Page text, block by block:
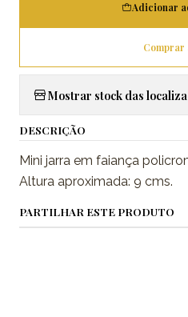
Adicionar
Comprar
Mostrar stock das
DESCRIÇÃO
Mini jarra em faiança
Altura aproximada: 9 cms.
PARTILHAR ESTE PRODUTO